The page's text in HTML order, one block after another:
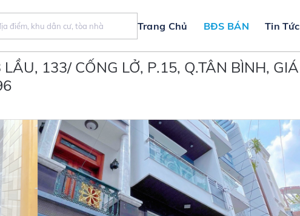
Trang Chủ BĐS BÁN Tin Tức
133/ CỐNG LỞ, P.15, Q.TÂN BÌNH, GIÁ